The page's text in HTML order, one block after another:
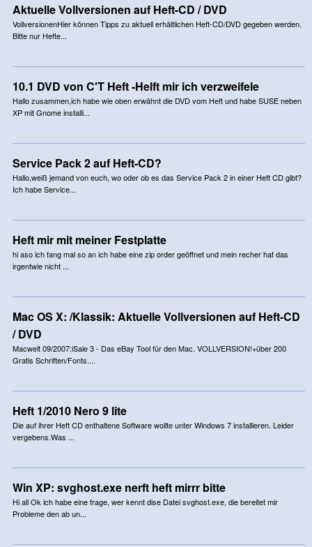
Aktuelle Vollversionen auf Heft-CD / DVD
VollversionenHier können Tipps zu aktuell erhältlichen Heft-CD/DVD gegeben werden.
Bitte nur Hefte...
10.1 DVD von C'T Heft -Helft mir ich verzweifele
Hallo zusammen,ich habe wie oben erwähnt die DVD vom Heft und habe SUSE neben
XP mit Gnome installi...
Service Pack 2 auf Heft-CD?
Hallo,weiß jemand von euch, wo oder ob es das Service Pack 2 in einer Heft CD gibt?
Ich habe Service...
Heft mir mit meiner Festplatte
hi aso ich fang mal so an ich habe eine zip order geöffnet und mein recher hat das
irgentwie nicht ...
Mac OS X: /Klassik: Aktuelle Vollversionen auf Heft-CD
/ DVD
Macwelt 09/2007:iSale 3 - Das eBay Tool für den Mac. VOLLVERSION!+über 200
Gratis Schriften/Fonts....
Heft 1/2010 Nero 9 lite
Die auf ihrer Heft CD enthaltene Software wollte unter Windows 7 installieren. Leider
vergebens.Was ...
Win XP: svghost.exe nerft heft mirrr bitte
Hi all Ok ich habe eine frage, wer kennt dise Datei svghost.exe, die bereitet mir
Probleme den ab un...